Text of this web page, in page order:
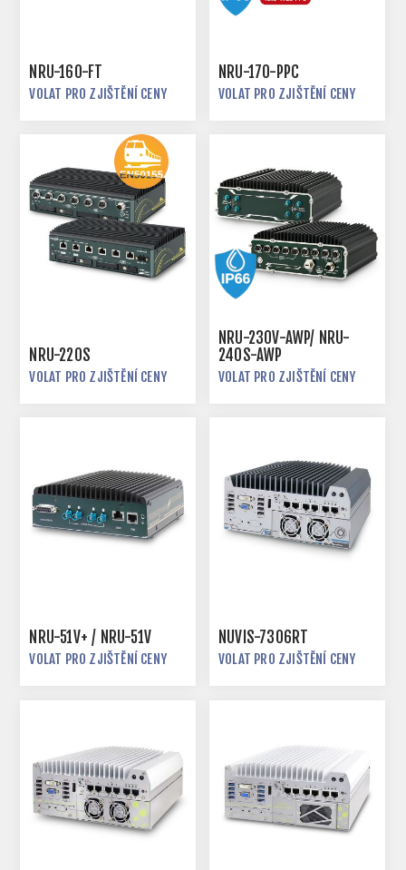
NRU-160-FT
VOLAT PRO ZJIŠTĚNÍ CENY
NRU-170-PPC
VOLAT PRO ZJIŠTĚNÍ CENY
NRU-220S
VOLAT PRO ZJIŠTĚNÍ CENY
NRU-230V-AWP/ NRU-
240S-AWP
VOLAT PRO ZJIŠTĚNÍ CENY
NRU-51V+ / NRU-51V
VOLAT PRO ZJIŠTĚNÍ CENY
NUVIS-7306RT
VOLAT PRO ZJIŠTĚNÍ CENY